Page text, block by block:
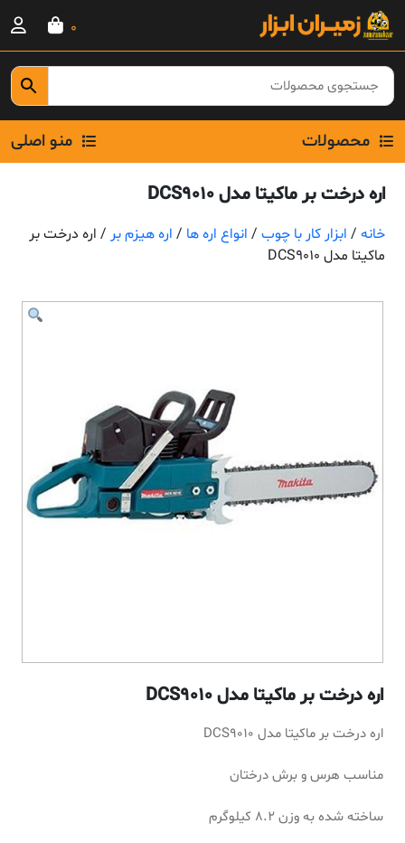
Skip
content
0
محصولات منو اصلی
اره درخت بر ماکیتا مدل DCS9010
خانه / ابزار کار با چوب / انواع اره ها / اره هیزم بر / اره درخت بر
ماکیتا مدل DCS9010
اره درخت بر ماکیتا مدل DCS9010
اره درخت بر ماکیتا مدل DCS9010
مناسب هرس و برش درختان
ساخته شده به وزن 8.2 کیلوگرم